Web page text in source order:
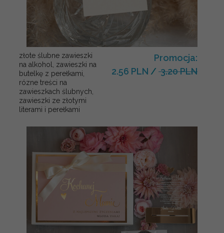
złote ślubne zawieszki
na alkohol, zawieszki na
butelkę z perełkami,
rózne treści na
zawieszkach ślubnych,
zawieszki ze złotymi
literami i perełkami
Promocja:
2.56 PLN / 3.20 PLN